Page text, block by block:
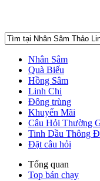
Nhân Sâm
Quà Biếu
Hồng Sâm
Linh Chi
Đông trùng
Khuyến Mãi
Câu Hỏi Thường
Tinh Dầu Thông
Đặt câu hỏi
Tổng quan
Top bán chạy